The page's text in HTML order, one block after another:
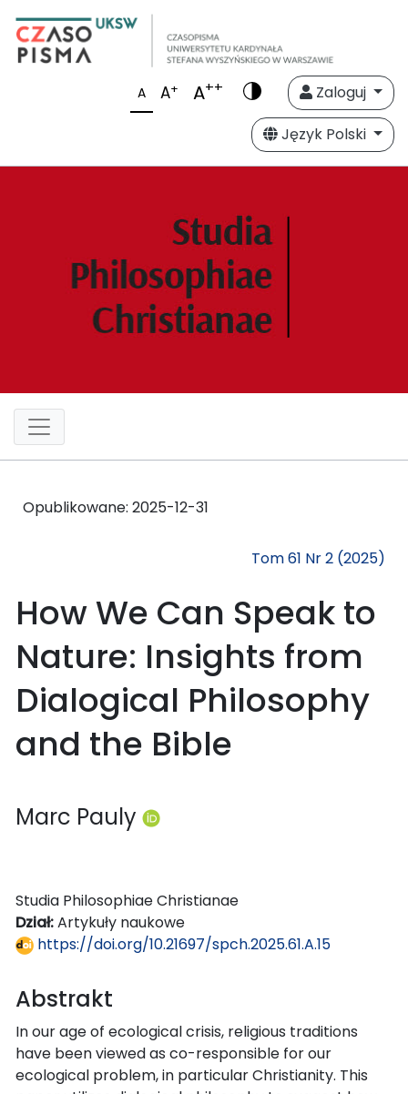
A A+ A++
Zaloguj
Język Polski
Opublikowane: 2025-12-31
Tom 61 Nr 2 (2025)
How We Can Speak to
Nature: Insights from
Dialogical Philosophy
and the Bible
Marc Pauly
Studia Philosophiae Christianae
Dział:Artykuły naukowe
https://doi.org/10.21697/spch.2025.61.A.15
Abstrakt
In our age of ecological crisis, religious traditions
have been viewed as co-responsible for our
ecological problem, in particular Christianity. This